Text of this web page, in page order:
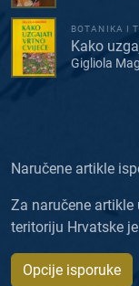
BOTANIKA I
Kako
Gigliola
Naručene artikle
Za naručene
teritoriju Hrvatske
Opcije isporuke